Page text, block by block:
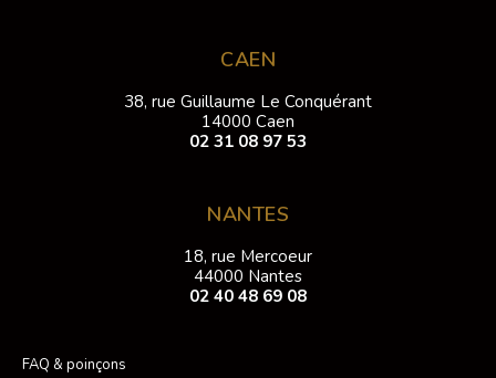
CAEN
38, rue Guillaume Le Conquérant
14000 Caen
02 31 08 97 53
NANTES
18, rue Mercoeur
44000 Nantes
02 40 48 69 08
FAQ & poinçons